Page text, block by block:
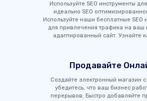
Используйте SEO инструменты
идеально SEO
Используйте наши бесплатные SEO
для привлечения трафика на ваш
адаптированный сайт. Узнайте
Продавайте
Создайте электронный магазин с
убедитесь, что ваш бизнес
перерывов. Быстро добавляйте